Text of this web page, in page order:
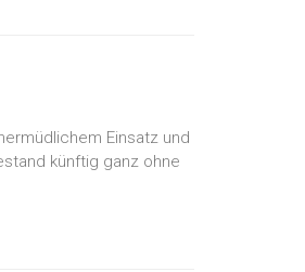
Einsatz und
künftig ganz ohne